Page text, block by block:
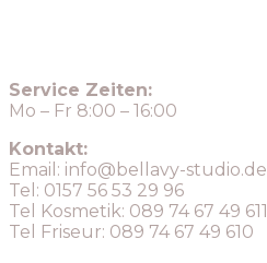
Service Zeiten:
Mo – Fr 8:00 – 16:00
Kontakt:
Email: info@bellavy-studio.de​
Tel: 0157 56 53 29 96
Tel Kosmetik: 089 74 67 49 611
Tel Friseur: 089 74 67 49 610